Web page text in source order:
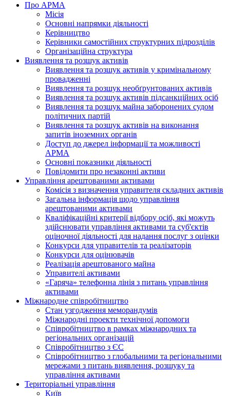
Про АРМА
Місія
Основні напрямки діяльності
Керівництво
Керівники самостійних структурних підрозділів
Організаційна структура
Виявлення та розшук активів
Виявлення та розшук активів у кримінальному
провадженні
Виявлення та розшук необґрунтованих активів
Виявлення та розшук активів підсанкційних осіб
Виявлення та розшук майна заборонених судом
політичних партій
Виявлення та розшук активів на виконання
запитів іноземних органів
Доступ до джерел інформації та можливості
АРМА
Основні показники діяльності
Повідомити про незаконні активи
Управління арештованими активами
Комісія з визначення управителя складних активів
Загальна інформація щодо управління
арештованими активами
Кваліфікаційні критерії відбору осіб, які можуть
здiйснювати управління активами та суб'єктів
оціночної діяльності для надання послуг з оцінки
Конкурси для управителів та реалізаторів
Конкурси для оцінювачів
Реалізація арештованого майна
Управителі активами
«Гаряча» телефонна лінія з питань управління
активами
Міжнародне співробітництво
Стан узгодження меморандумів
Міжнародні проекти технічної допомоги
Співробітництво в рамках міжнародних та
регіональних організацій
Співробітництво з ЄС
Співробітництво з глобальними та регіональними
мережами з питань виявлення, розшуку та
управління активами
Територіальні управління
Київ